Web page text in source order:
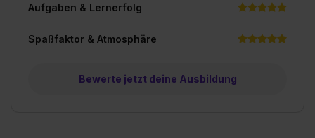
Aufgaben & Lernerfolg
Spaßfaktor & Atmosphäre
Bewerte jetzt deine Ausbildung